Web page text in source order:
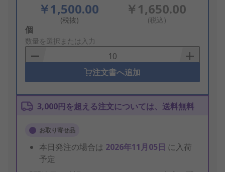
￥1,500.00
(税抜)
￥1,650.00
(税込)
Add
to
Basket
個
数量を選択または入力
注文書へ追加
3,000円を超える注文については、送料無料
お取り寄せ品
本日発注の場合は 2026年11月05日 に入荷
予定